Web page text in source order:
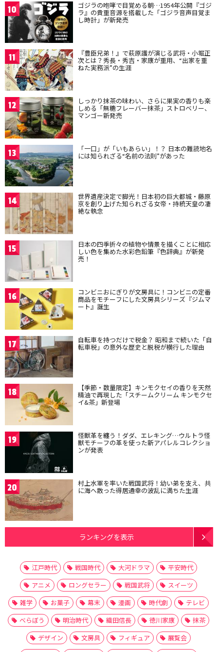
10 ゴジラの咆哮で目覚める朝…1954年公開『ゴジ
ラ』の貴重音源を搭載した「ゴジラ音声目覚ま
し時計」が新発売
11 『豊臣兄弟！』で萩原護が演じる武将・小堀正
次とは？秀長・秀吉・家康が重用、“出家を重
ねた実務派”の生涯
12 しっかり抹茶の味わい、さらに果実の香りも楽
しめる「無糖フレーバー抹茶」ストロベリー、
マンゴー新発売
13 「一口」が「いもあらい」！？ 日本の難読地名
には知られざる“名前の法則”があった
14 世界遺産決定で脚光！日本初の巨大都城・藤原
京を創り上げた知られざる女帝・持統天皇の凄
絶な執念
15 日本の四季折々の植物や情景を描くことに相応
しい色を集めた水彩色鉛筆『色辞典』が新発
売！
16 コンビニおにぎりが文房具に！コンビニの定番
商品をモチーフにした文房具シリーズ『ジムマ
ート』誕生
17 自転車を持つだけで税金？ 昭和まで続いた「自
転車税」の意外な歴史と脱税が横行した理由
18 【季節・数量限定】キンモクセイの香りを天然
精油で再現した「スチームクリーム キンモクセ
イ&茶」新登場
19 怪獣革を纏う！ダダ、エレキング…ウルトラ怪
獣モチーフの革を使った新アパレルコレクショ
ンが発表
20 村上水軍を率いた戦国武将！幼い弟を支え、共
に海へ散った得居通幸の波乱に満ちた生涯
ランキングを表示
江戸時代 戦国時代 大河ドラマ
平安時代
アニメ
ロングセラー 戦国武将
スイーツ
雑学
お菓子 幕末 漫画 時代劇
テレビ
べらぼう
明治時代 織田信長 徳川家康
抹茶
デザイン
文房具 フィギュア
展覧会